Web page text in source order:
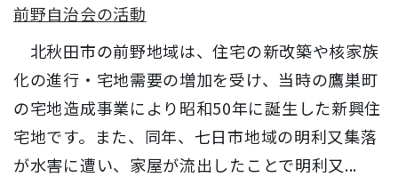
前野自治会の活動
北秋田市の前野地域は、住宅の新改築や核家族
化の進行・宅地需要の増加を受け、当時の鷹巣町
の宅地造成事業により昭和50年に誕生した新興住
宅地です。また、同年、七日市地域の明利又集落
が水害に遭い、家屋が流出したことで明利又...